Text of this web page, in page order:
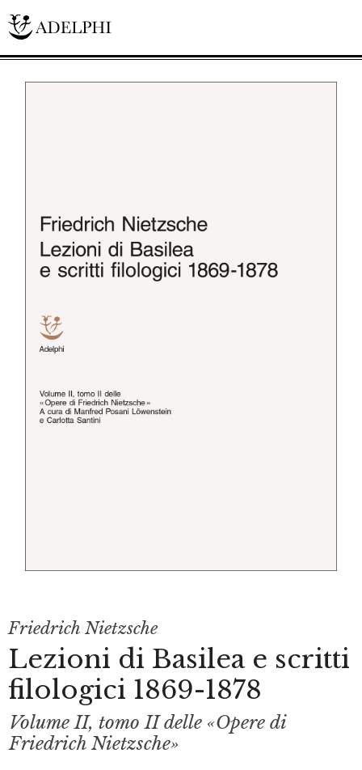
Friedrich Nietzsche
Lezioni di Basilea e scritti
filologici 1869-1878
Volume II, tomo II delle «Opere di
Friedrich Nietzsche»